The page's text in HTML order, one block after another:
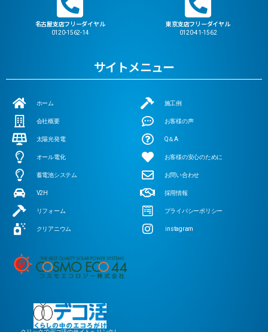
名古屋支店フリーダイヤル
0120-1562-14
東京支店フリーダイヤル
0120-41-1562
サイトメニュー
ホーム
会社概要
太陽光発電
オール電化
蓄電池システム
V2H
リフォーム
クリアニウム
施工例
お客様の声
Q＆A
お客様の安心のために
お問い合わせ
採用情報
プライバシーポリシー
instagram